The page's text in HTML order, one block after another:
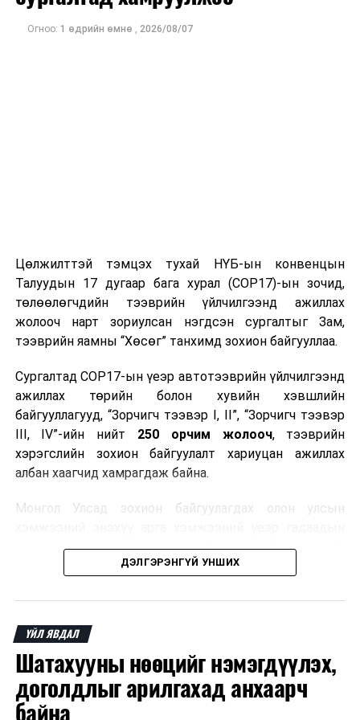
Огноо: 1 өдрийн өмнө 2026/08/07
Цөлжилттэй тэмцэх тухай НҮБ-ын конвенцын
Талуудын 17 дугаар бага хурал (COP17)-ын зочид,
төлөөлөгчдийн тээврийн үйлчилгээнд ажиллах
жолооч нарт зориулсан нэгдсэн сургалтыг Зам,
тээврийн яамны “Хөсөг” танхимд зохион байгууллаа.
Сургалтад COP17-ын үеэр автотээврийн үйлчилгээнд
ажиллах төрийн болон хувийн хэвшлийн
байгууллагууд, “Зорчигч тээвэр I, II”, “Зорчигч тээвэр
III, IV”-ийн нийт 250 орчим жолооч, тээврийн
хэрэгслийн зохион байгуулалт хариуцан ажиллах
албан хаагчид хамрагдаж байна.
Монгол Улсад зохион байгуулагдах олон улсын
зочид, төлөөлөгчдөд аюулгүй, шуурхай, соёлтой,
мэргэжлийн түвшинд тээврийн үйлчилгээ үзүүлэх
зохион байгуулалтын онцлог, зочид, төлөөлөгчдийн
ангилал, үйлчилгээний стандарт, жолооч нарын үүрэг
хариуцлага, сахилга бат, үйлчилгээний соёл, ёс зүй,
мэргэжлийн харилцааны талаар нэгдсэн мэдээлэл
өгчээ.
ДЭЛГЭРЭНГҮЙ УНШИХ
ҮЙЛ ЯВДАЛ
Шатахууны нөөцийг нэмэгдүүлэх,
доголдлыг арилгахад анхаарч
байна